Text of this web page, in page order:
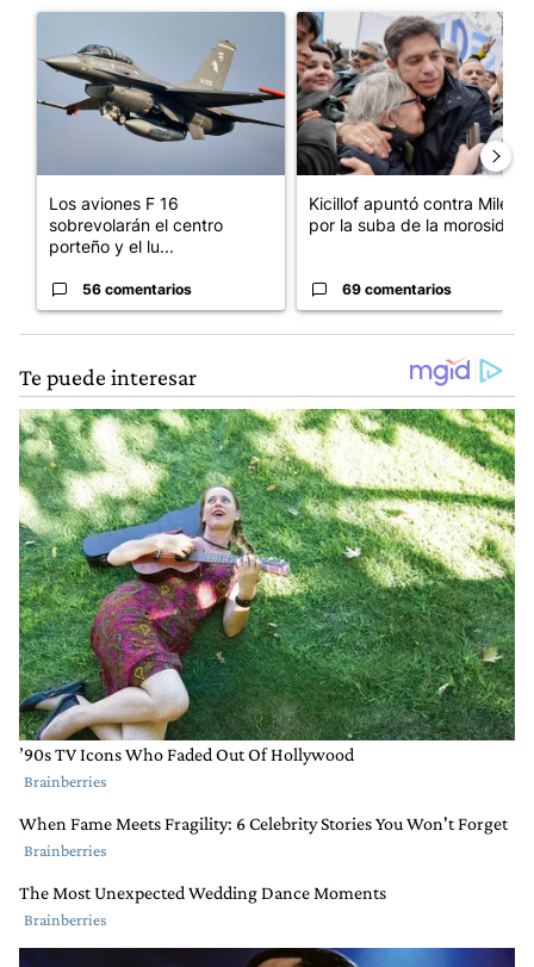
Un artículo de tendencia con el título "Los aviones F 16
Los aviones F 16
sobrevolarán el centro
porteño y el lu...
56 comentarios
Un artículo de tendencia con
Kicillof apuntó contra Milei
por la suba de la morosida...
69 comentarios